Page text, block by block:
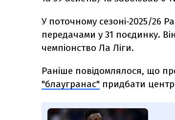
У поточному сезоні-2025/26
передачами у 31 поєдинку.
чемпіонство Ла Ліги.
Раніше повідомлялося, що
"блаугранас" придбати